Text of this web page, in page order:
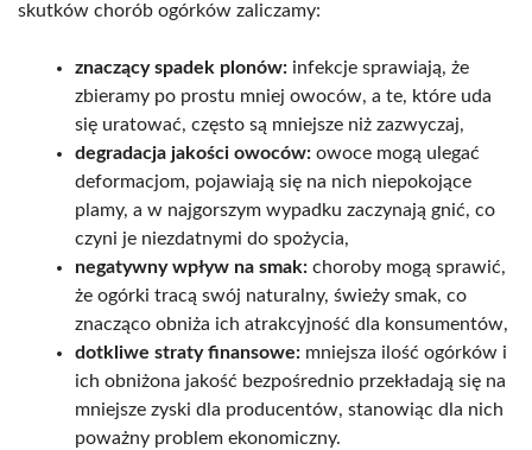
skutków chorób ogórków zaliczamy:
znaczący spadek plonów: infekcje sprawiają, że
zbieramy po prostu mniej owoców, a te, które uda
się uratować, często są mniejsze niż zazwyczaj,
degradacja jakości owoców: owoce mogą ulegać
deformacjom, pojawiają się na nich niepokojące
plamy, a w najgorszym wypadku zaczynają gnić, co
czyni je niezdatnymi do spożycia,
negatywny wpływ na smak: choroby mogą sprawić,
że ogórki tracą swój naturalny, świeży smak, co
znacząco obniża ich atrakcyjność dla konsumentów,
dotkliwe straty finansowe: mniejsza ilość ogórków i
ich obniżona jakość bezpośrednio przekładają się na
mniejsze zyski dla producentów, stanowiąc dla nich
poważny problem ekonomiczny.